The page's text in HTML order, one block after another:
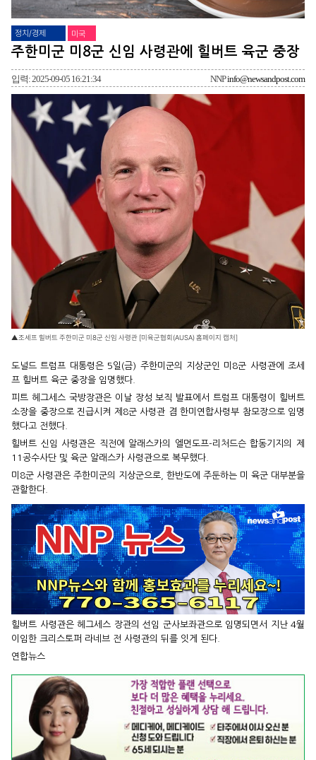
정치/경제 미국
주한미군 미8군 신임 사령관에 힐버트 육군 중장
입력: 2025-09-05 16:21:34 NNPinfo@newsandpost.com
▲조세프 힐버트 주한미군 미8군 신임 사령관 [미육군협회(AUSA) 홈페이지 캡처]
도널드 트럼프 대통령은 5일(금) 주한미군의 지상군인 미8군 사령관에 조세
프 힐버트 육군 중장을 임명했다.
피트 헤그세스 국방장관은 이날 장성 보직 발표에서 트럼프 대통령이 힐버트
소장을 중장으로 진급시켜 제8군 사령관 겸 한미연합사령부 참모장으로 임명
했다고 전했다.
힐버트 신임 사령관은 직전에 알래스카의 엘먼도프-리처드슨 합동기지의 제
11공수사단 및 육군 알래스카 사령관으로 복무했다.
미8군 사령관은 주한미군의 지상군으로, 한반도에 주둔하는 미 육군 대부분을
관할한다.
힐버트 사령관은 헤그세스 장관의 선임 군사보좌관으로 임명되면서 지난 4월
이임한 크리스토퍼 라네브 전 사령관의 뒤를 잇게 된다.
연합뉴스